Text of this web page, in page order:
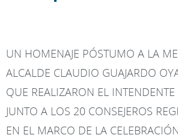
UN HOMENAJE PÓSTUMO A LA
ALCALDE CLAUDIO GUAJARDO
QUE REALIZARON EL
JUNTO A LOS 20 CONSEJEROS
EN EL MARCO DE LA